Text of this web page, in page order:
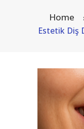
Home
Estetik Diş